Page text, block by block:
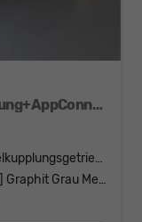
1.0 TSI DSG AHK+Alu16+Sitzheizung+AppConnect+GV5+LED+Nebel+Klima
Doppelkupplungsgetriebe (DSG)
[5X5X] Graphit Grau Metallic